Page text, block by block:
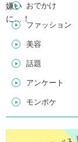
おでかけ
ファッション
美容
話題
アンケート
モンポケ